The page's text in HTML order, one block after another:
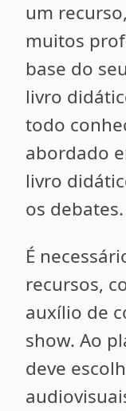
um
muitos
base do
livro
todo
abordado
livro
os debates.
É
recursos,
auxílio de
show. Ao
deve